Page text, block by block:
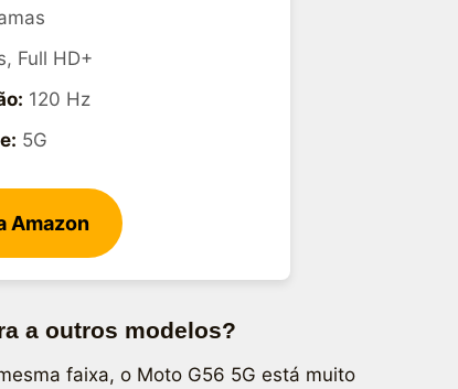
Full HD+
120 Hz
5G
Amazon
a outros modelos?
faixa, o Moto G56 5G está muito